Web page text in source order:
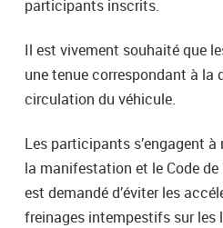
participants inscrits.
Il est vivement souhaitéque
une tenue correspondant à la
circulation du véhicule.
Les participants s’engagent
la manifestation et le Code
est demandé d’éviter les
freinages intempestifs sur les